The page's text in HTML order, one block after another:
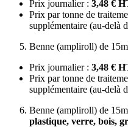
Prix journalier : 3,48 €
Prix par tonne de
supplémentaire (au-delà
Benne (ampliroll) de
Prix journalier : 3,48 €
Prix par tonne de
supplémentaire (au-delà
Benne (ampliroll) de
plastique, verre, bois,